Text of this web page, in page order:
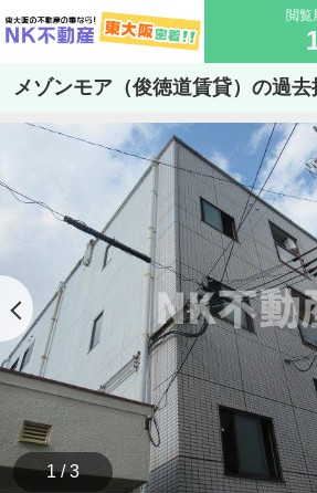
閲覧
メゾンモア（俊徳道賃貸）の過
1 / 3